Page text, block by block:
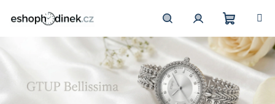
HledatPřihlášeníNákupní
košík